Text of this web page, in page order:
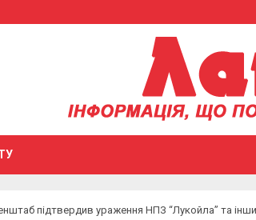
підтвердив ураження НПЗ “Лукойла” та